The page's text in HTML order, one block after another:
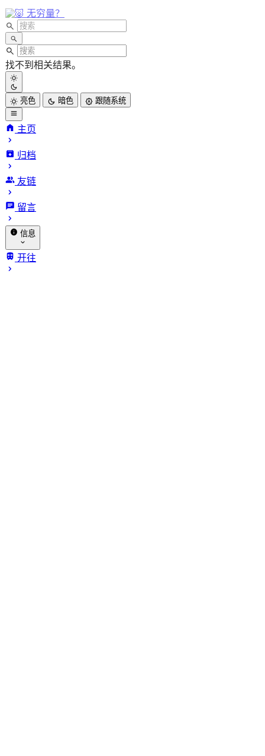
无穷量？
找不到相关结果。
亮色 暗色 跟随系统
主页
归档
友链
留言
信息
关于我
开往
归档